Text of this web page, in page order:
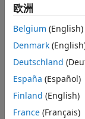
if
end
如果结果为空
您不能在逻辑语
辑语句中使用的
欧洲
Belgium (English)
Denmark
Deutschland
España (Español)
Finland (English)
France (Français)